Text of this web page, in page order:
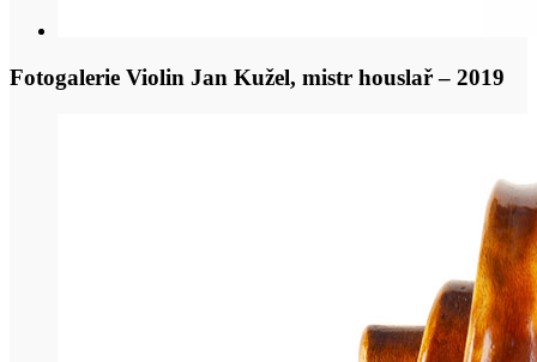
Fotogalerie Violin Jan Kužel, mistr houslař – 2019